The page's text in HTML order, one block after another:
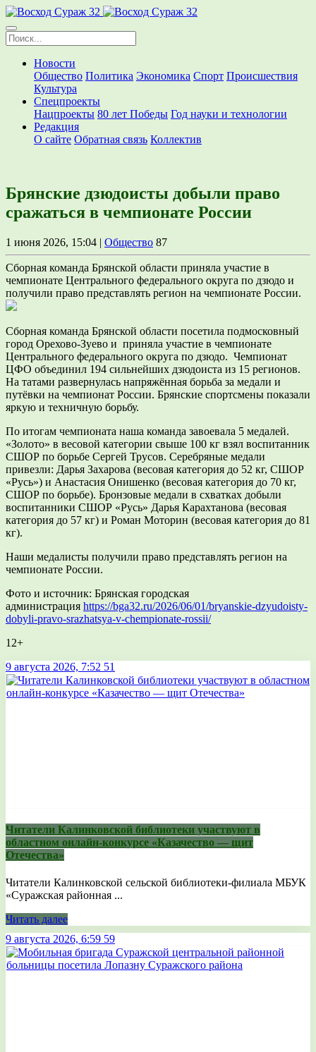
Новости
Общество Политика Экономика Спорт Происшествия
Культура
Спецпроекты
Нацпроекты 80 лет Победы Год науки и технологии
Редакция
О сайте Обратная связь Коллектив
Брянские дзюдоисты добыли право
сражаться в чемпионате России
1 июня 2026, 15:04 | Общество 87
Сборная команда Брянской области приняла участие в
чемпионате Центрального федерального округа по дзюдо и
получили право представлять регион на чемпионате России.
Сборная команда Брянской области посетила подмосковный
город Орехово-Зуево и приняла участие в чемпионате
Центрального федерального округа по дзюдо. Чемпионат
ЦФО объединил 194 сильнейших дзюдоиста из 15 регионов.
На татами развернулась напряжённая борьба за медали и
путёвки на чемпионат России. Брянские спортсмены показали
яркую и техничную борьбу.
По итогам чемпионата наша команда завоевала 5 медалей.
«Золото» в весовой категории свыше 100 кг взял воспитанник
СШОР по борьбе Сергей Трусов. Серебряные медали
привезли: Дарья Захарова (весовая категория до 52 кг, СШОР
«Русь») и Анастасия Онишенко (весовая категория до 70 кг,
СШОР по борьбе). Бронзовые медали в схватках добыли
воспитанники СШОР «Русь» Дарья Карахтанова (весовая
категория до 57 кг) и Роман Моторин (весовая категория до 81
кг).
Наши медалисты получили право представлять регион на
чемпионате России.
Фото и источник: Брянская городская
администрация https://bga32.ru/2026/06/01/bryanskie-dzyudoisty-
dobyli-pravo-srazhatsya-v-chempionate-rossii/
12+
9 августа 2026, 7:52 51
Читатели Калинковской библиотеки участвуют в
областном онлайн-конкурсе «Казачество — щит
Отечества»
Читатели Калинковской сельской библиотеки-филиала МБУК
«Суражская районная ...
Читать далее
9 августа 2026, 6:59 59